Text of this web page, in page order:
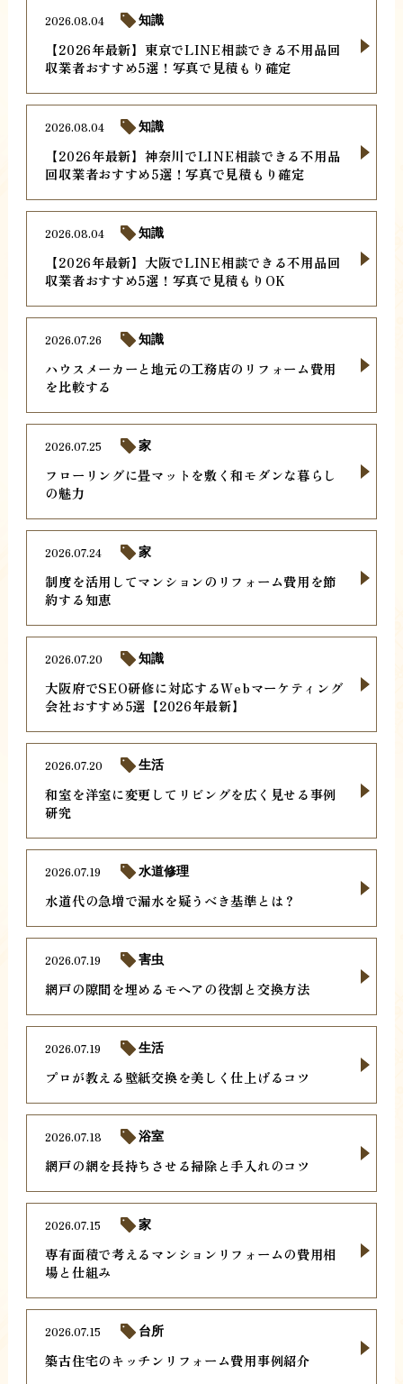
【2026年最新】東京でLINE相談できる不用品回
収業者おすすめ5選！写真で見積もり確定
2026.08.04 知識
【2026年最新】神奈川でLINE相談できる不用品
回収業者おすすめ5選！写真で見積もり確定
2026.08.04 知識
【2026年最新】大阪でLINE相談できる不用品回
収業者おすすめ5選！写真で見積もりOK
2026.08.04 知識
ハウスメーカーと地元の工務店のリフォーム費用
を比較する
2026.07.26 知識
フローリングに畳マットを敷く和モダンな暮らし
の魅力
2026.07.25 家
制度を活用してマンションのリフォーム費用を節
約する知恵
2026.07.24 家
大阪府でSEO研修に対応するWebマーケティング
会社おすすめ5選【2026年最新】
2026.07.20 知識
和室を洋室に変更してリビングを広く見せる事例
研究
2026.07.20 生活
水道代の急増で漏水を疑うべき基準とは？
2026.07.19 水道修理
網戸の隙間を埋めるモヘアの役割と交換方法
2026.07.19 害虫
プロが教える壁紙交換を美しく仕上げるコツ
2026.07.19 生活
網戸の網を長持ちさせる掃除と手入れのコツ
2026.07.18 浴室
専有面積で考えるマンションリフォームの費用相
場と仕組み
2026.07.15 家
築古住宅のキッチンリフォーム費用事例紹介
2026.07.15 台所